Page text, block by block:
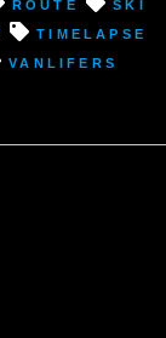
timelapse
vanlifers